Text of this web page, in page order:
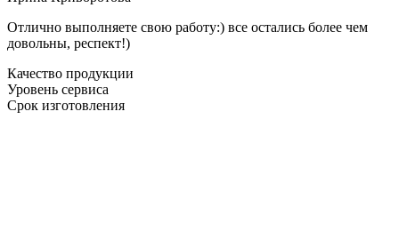
Отлично выполняете свою работу:) все остались более чем
довольны, респект!)
Качество продукции
Уровень сервиса
Срок изготовления